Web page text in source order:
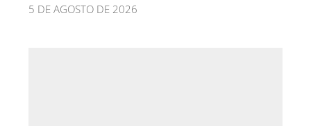
5 DE AGOSTO DE 2026